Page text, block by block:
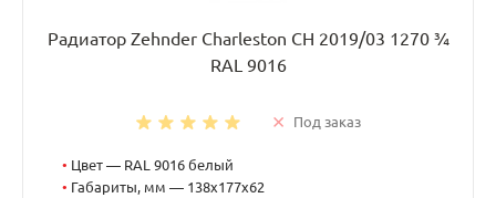
Радиатор Zehnder Charleston CH 2019/03 1270 ¾
RAL 9016
Под заказ
• Цвет — RAL 9016 белый
• Габариты, мм — 138x177x62